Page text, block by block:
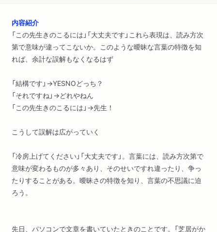
内容紹介
「この先生きのこるには」「大丈夫です」これら表現は、読み方次
第で意味が違ってこないか。このような曖昧な言葉の特徴を知
れば、余計な誤解もなくなるはず
「結構です」→YESNOどっち？
「それですね」→どれやねん
「この先生きのこるには」→先生！
こうして誤解は広がっていく
「冷房上げてください」「大丈夫です」。言葉には、読み方次第で
意味が変わるものが多々あり、そのせいですれ違ったり、争っ
たりすることがある。曖昧さの特徴を知り、言葉の不思議に迫
ろう。
先日、パソコンで文章を書いていたときのことです。「芝居がか